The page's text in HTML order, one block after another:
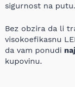
sigurnost na putu.
Bez obzira da li
visokoefikasnu
da vam ponudi
kupovinu.